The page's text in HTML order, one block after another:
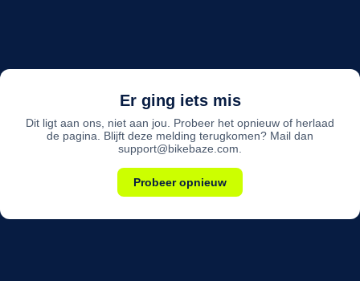
Er ging iets mis
Dit ligt aan ons, niet aan jou. Probeer het opnieuw of herlaad
de pagina. Blijft deze melding terugkomen? Mail dan
support@bikebaze.com.
Probeer opnieuw